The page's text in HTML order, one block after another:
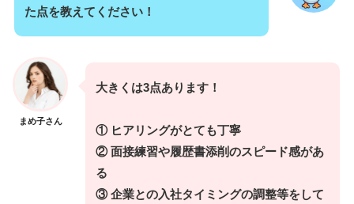
た点を教えてください！
まめ子さん
大きくは3点あります！
① ヒアリングがとても丁寧
② 面接練習や履歴書添削のスピード感があ
る
③ 企業との入社タイミングの調整等をして